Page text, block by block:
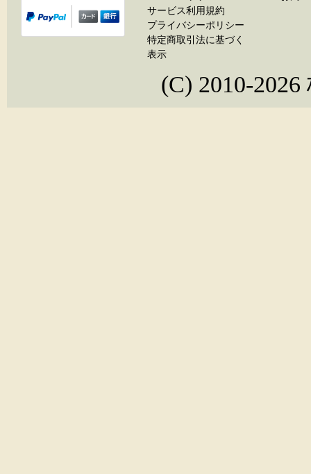
サービス利用規約
プライバシーポリシー
特定商取引法に基づく
表示
(C) 2010-